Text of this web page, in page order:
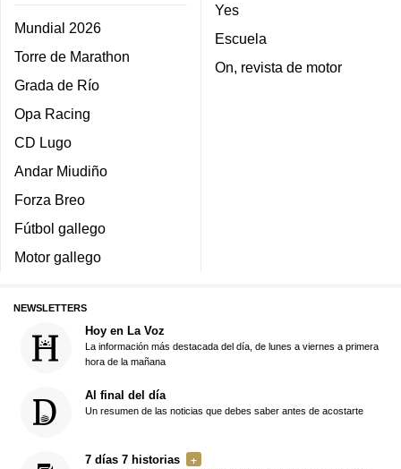
Mundial 2026
Torre de Marathon
Grada de Río
Opa Racing
CD Lugo
Andar Miudiño
Forza Breo
Fútbol gallego
Motor gallego
Yes
Escuela
On, revista de motor
NEWSLETTERS
Hoy en La Voz
La información más destacada del día, de lunes a viernes a primera
hora de la mañana
Al final del día
Un resumen de las noticias que debes saber antes de acostarte
7 días 7 historias